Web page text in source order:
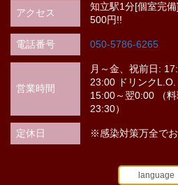
アクセス
知立駅1分[個室完
500円!!
電話番号 050-5786-6265
営業時間
月～金、祝前日:
23:00 ドリンク
15:00～翌0:00 （
23:30）
定休日 ※感染対策万全でお
language